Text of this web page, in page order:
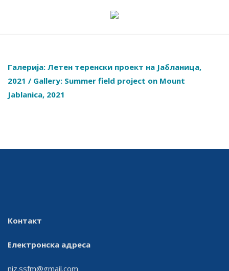
Галерија: Летен теренски проект на Јабланица,
2021 / Gallery: Summer field project on Mount
Jablanica, 2021
Контакт
Електронска адреса
niz.ssfm@gmail.com